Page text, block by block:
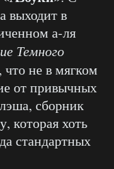
выходит в
а-ля
Темного
не в мягком
от привычных
сборник
которая хоть
стандартных